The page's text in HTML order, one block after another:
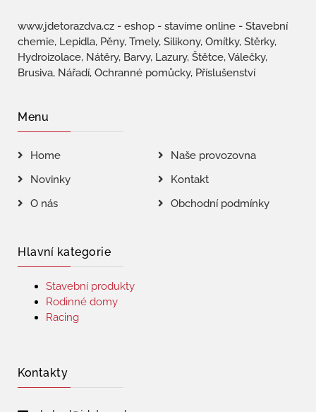
www.jdetorazdva.cz - eshop - stavíme online - Stavební
chemie, Lepidla, Pěny, Tmely, Silikony, Omítky, Stěrky,
Hydroizolace, Nátěry, Barvy, Lazury, Štětce, Válečky,
Brusiva, Nářadí, Ochranné pomůcky, Příslušenství
Menu
Home
Naše provozovna
Novinky
Kontakt
O nás
Obchodní podmínky
Hlavní kategorie
Stavební produkty
Rodinné domy
Racing
Kontakty